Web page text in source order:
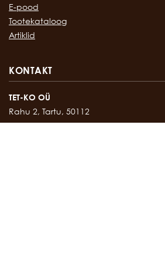
E-pood
Tootekataloog
Artiklid
KONTAKT
TET-KO OÜ
Rahu 2, Tartu, 50112
Kontor:747 17 35